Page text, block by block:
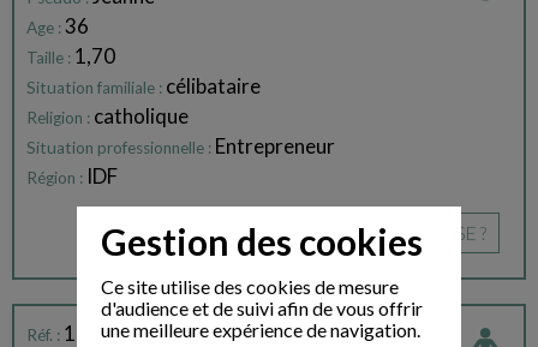
Age :36
Taille : 1,70
Situation familiale : célibataire
Religion : catholique
Situation professionnelle : Entrepreneur
Région : IDF
CE PROFIL VOUS INTÉRESSE ?
Réf. : 165084
Gestion des cookies
Ce site utilise des cookies de mesure
d'audience et de suivi afin de vous offrir
une meilleure expérience de navigation.